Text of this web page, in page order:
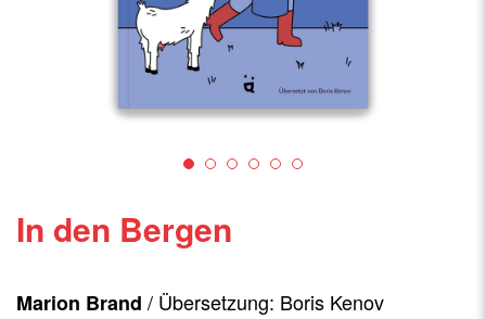
In den Bergen
Marion Brand / Übersetzung: Boris Kenov